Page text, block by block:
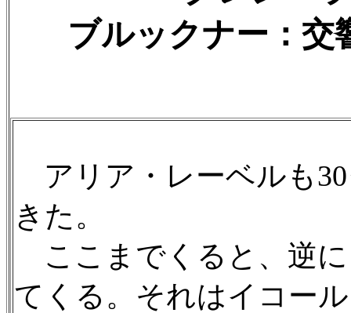
ブルックナー：交
アリア・レーベルも
きた。
ここまでくると、逆
てくる。それはイコー